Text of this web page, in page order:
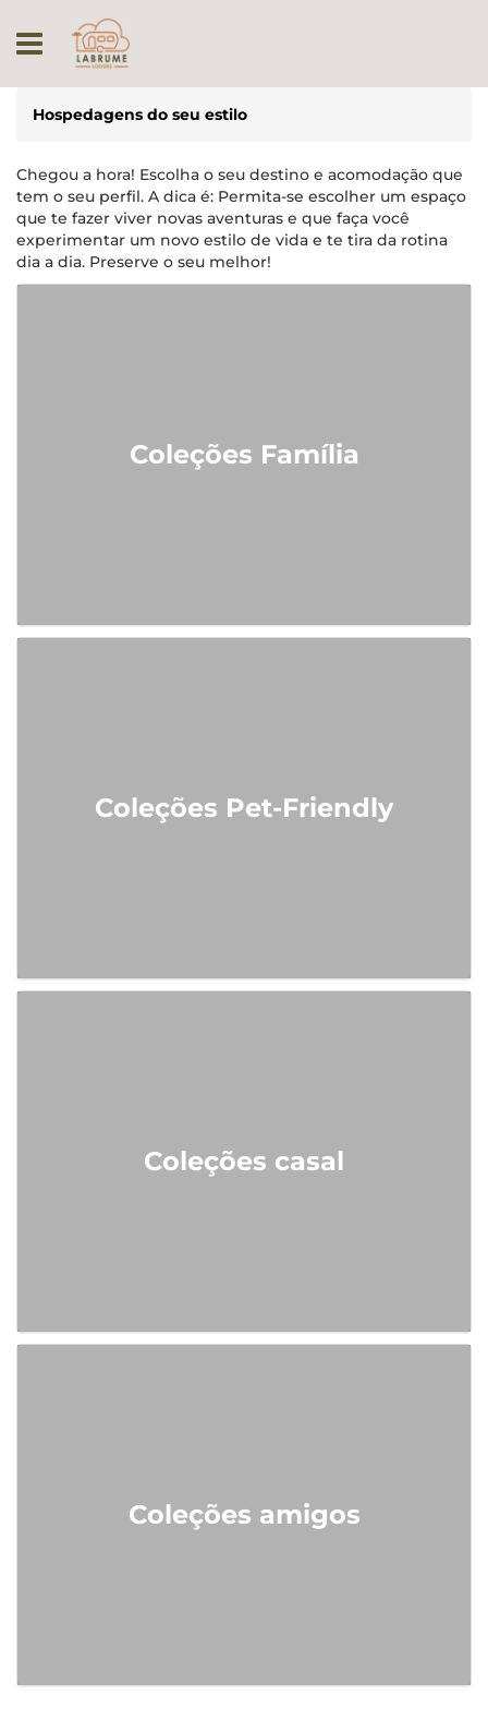
Hospedagens do seu estilo
Chegou a hora! Escolha o seu destino e acomodação que
tem o seu perfil. A dica é: Permita-se escolher um espaço
que te fazer viver novas aventuras e que faça você
experimentar um novo estilo de vida e te tira da rotina
dia a dia. Preserve o seu melhor!
Coleções Família
Coleções Pet-Friendly
Coleções casal
Coleções amigos